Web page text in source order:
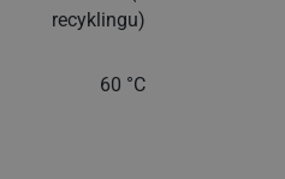
recyklingu)
60 °C